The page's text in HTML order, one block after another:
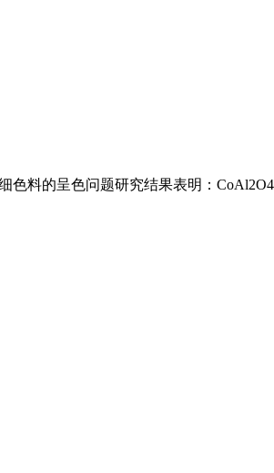
料的呈色问题研究结果表明：